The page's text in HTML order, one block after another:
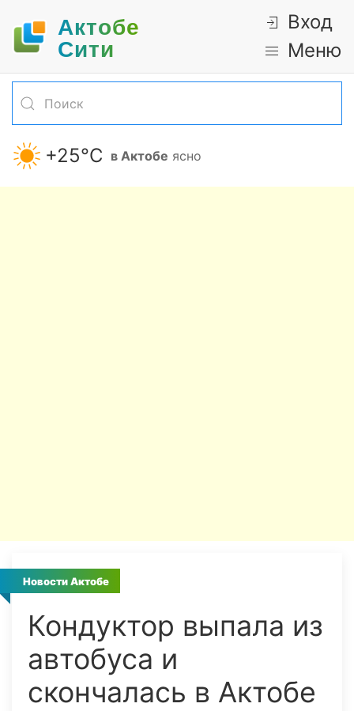
Актобе
Cити
Вход
Меню
+25°С в Актобе ясно
Новости Актобе
Кондуктор выпала из
автобуса и
скончалась в Актобе